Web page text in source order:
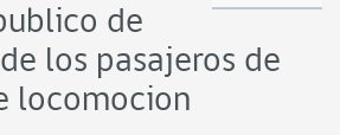
de
los pasajeros de
locomocion